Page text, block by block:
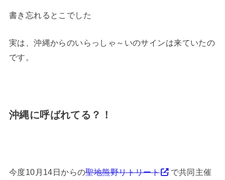
書き忘れるとこでした
実は、沖縄からのいらっしゃ～いのサインは来ていたの
です。
沖縄に呼ばれてる？！
今度10月14日からの聖地熊野リトリート
で共同主催